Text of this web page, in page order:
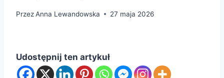
PrzezAnna Lewandowska 27 maja 2026
Udostępnij ten artykuł